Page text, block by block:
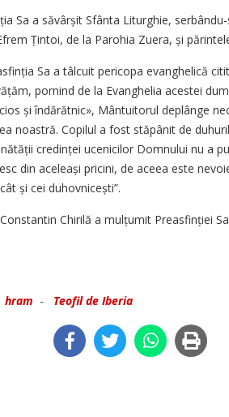
Sa a săvârșit Sfânta Liturghie,
Țintoi, de la Parohia Zuera, și
Sa a tâlcuit pericopa evanghelică
pornind de la Evanghelia acestei
și îndărătnic», Mântuitorul deplânge
noastră. Copilul a fost stăpânit de
credinței ucenicilor Domnului nu a
din aceleași pricini, de aceea este
și cei duhovnicești”.
Chirilă a mulțumit Preasfinției
hram - Teofil de Iberia